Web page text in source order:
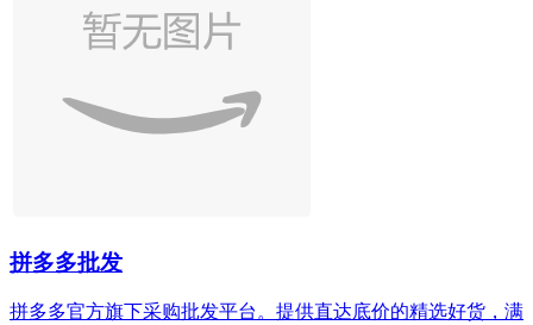
拼多多批发
拼多多官方旗下采购批发平台。提供直达底价的精选好货，满